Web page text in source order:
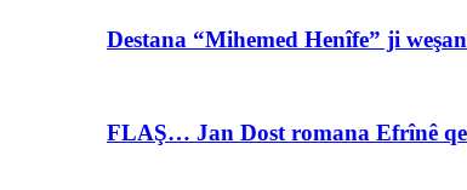
Destana “Mihemed Henîfe” ji
FLAŞ… Jan Dost romana Efrînê